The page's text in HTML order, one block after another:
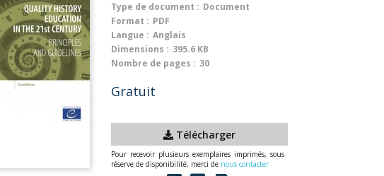
Type de document : Document
Format : PDF
Langue : Anglais
Dimensions : 395.6 KB
Nombre de pages : 30
Gratuit
Télécharger
Pour recevoir plusieurs exemplaires imprimés, sous
réserve de disponibilité, merci de nous contacter